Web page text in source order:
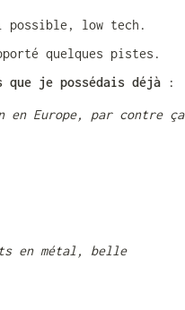
low tech.
quelques pistes.
que je possédais déjà :
Europe, par contre ça
en métal, belle